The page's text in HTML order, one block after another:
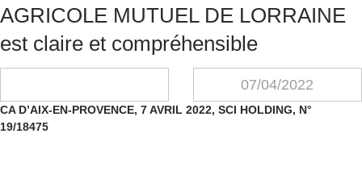
AGRICOLE MUTUEL DE LORRAINE
est claire et compréhensible
07/04/2022
CA D’AIX-EN-PROVENCE, 7 AVRIL 2022, SCI HOLDING, N°
19/18475